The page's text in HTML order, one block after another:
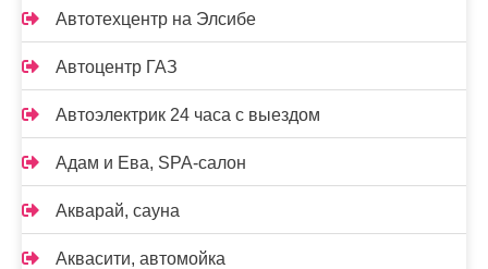
Автотехцентр на Элсибе
Автоцентр ГАЗ
Автоэлектрик 24 часа с выездом
Адам и Ева, SPA-салон
Акварай, сауна
Аквасити, автомойка